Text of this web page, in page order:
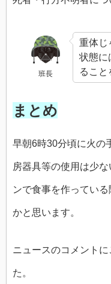
班長
重体じ
状態に
ること
まとめ
早朝6時30分頃に火の
房器具等の使用は少
ンで食事を作ってい
かと思います。
ニュースのコメント
た。